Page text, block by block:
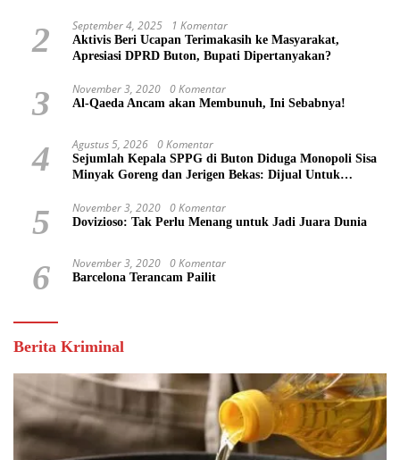
2 September 4, 2025 1 Komentar
Aktivis Beri Ucapan Terimakasih ke Masyarakat,
Apresiasi DPRD Buton, Bupati Dipertanyakan?
3 November 3, 2020 0 Komentar
Al-Qaeda Ancam akan Membunuh, Ini Sebabnya!
4 Agustus 5, 2026 0 Komentar
Sejumlah Kepala SPPG di Buton Diduga Monopoli Sisa
Minyak Goreng dan Jerigen Bekas: Dijual Untuk
5 November 3, 2020 0 Komentar
Dovizioso: Tak Perlu Menang untuk Jadi Juara Dunia
6 November 3, 2020 0 Komentar
Barcelona Terancam Pailit
Berita Kriminal